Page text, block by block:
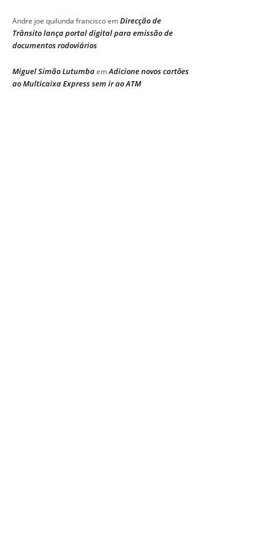
Andre joe quilunda franciscoemDirecção de
Trânsito lança portal digital para emissão de
documentos rodoviários
Miguel Simão LutumbaemAdicione novos cartões
ao Multicaixa Express sem ir ao ATM